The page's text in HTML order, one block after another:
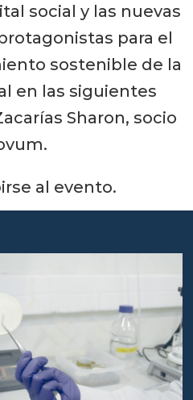
social y las nuevas
para el
sostenible de la
en las siguientes
Sharon, socio
al evento.